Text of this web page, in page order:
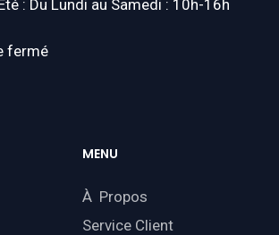
: Du Lundi au Samedi : 10h-16h
fermé
MENU
À Propos
Service Client